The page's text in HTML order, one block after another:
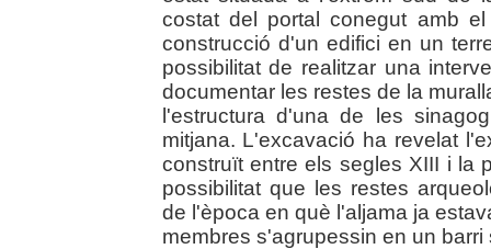
costat del portal conegut amb
construcció d'un edifici en un
possibilitat de realitzar una
documentar les restes de la
l'estructura d'una de les
mitjana. L'excavació ha revelat
construït entre els segles XIII i la
possibilitat que les restes
de l'època en què l'aljama ja
membres s'agrupessin en un barri